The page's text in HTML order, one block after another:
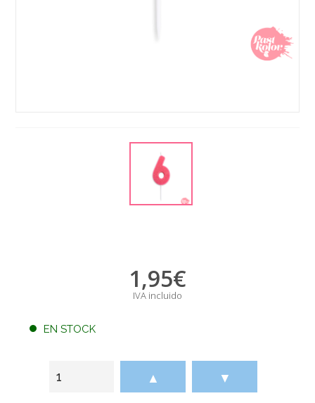
1,95€
IVA incluido
EN STOCK
▲ ▼